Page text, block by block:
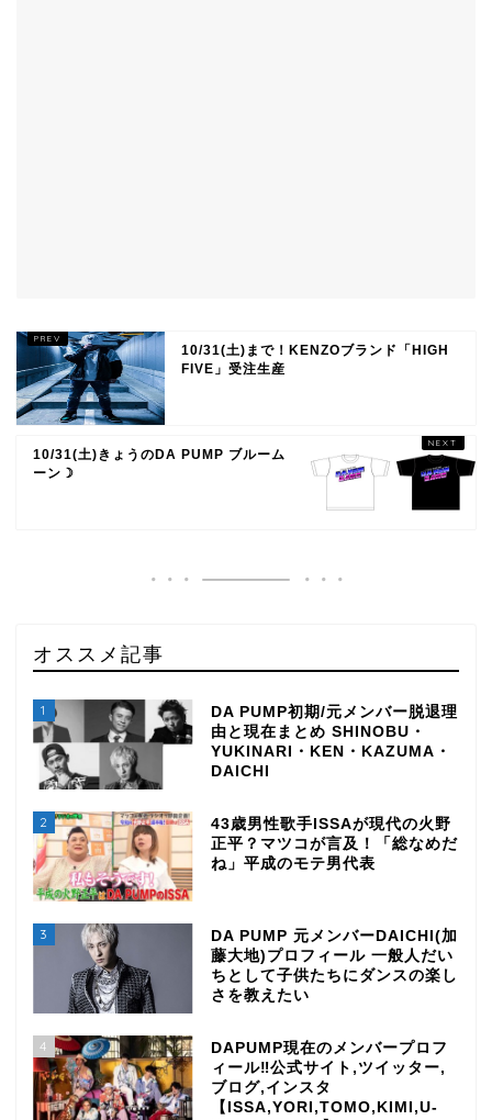
10/31(土)まで！KENZOブランド「HIGH
FIVE」受注生産
10/31(土)きょうのDA PUMP ブルーム
ーン☽
オススメ記事
1
DA PUMP初期/元メンバー脱退理
由と現在まとめ SHINOBU・
YUKINARI・KEN・KAZUMA・
DAICHI
2
43歳男性歌手ISSAが現代の火野
正平？マツコが言及！「総なめだ
ね」平成のモテ男代表
3
DA PUMP 元メンバーDAICHI(加
藤大地)プロフィール 一般人だい
ちとして子供たちにダンスの楽し
さを教えたい
4
DAPUMP現在のメンバープロフ
ィール‼公式サイト,ツイッター,
ブログ,インスタ
【ISSA,YORI,TOMO,KIMI,U-